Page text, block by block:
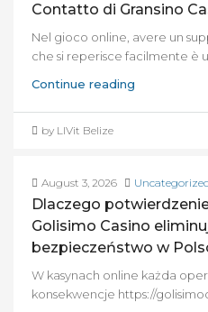
Contatto di Gransino
Nel gioco online, avere un
che si reperisce facilmente è
Continue reading
by LIVit Belize
August 3, 2026
Dlaczego
Golisimo Casino
bezpieczeństwo w
W kasynach online każda
konsekwencje https://